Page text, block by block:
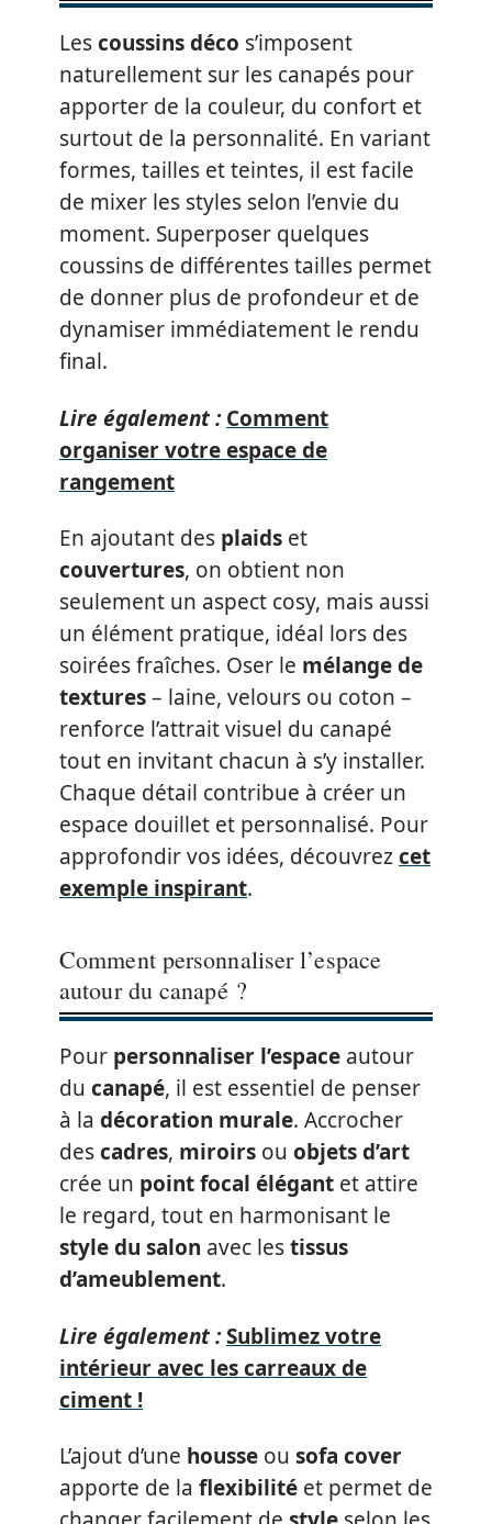
Lescoussins déco s’imposent
naturellement sur les canapés pour
apporter de la couleur, du confort et
surtout de la personnalité. En variant
formes, tailles et teintes, il est facile
de mixer les styles selon l’envie du
moment. Superposer quelques
coussins de différentes tailles permet
de donner plus de profondeur et de
dynamiser immédiatement le rendu
final.
Lire également : Comment
organiser votre espace de
rangement
En ajoutant des plaids et
couvertures, on obtient non
seulement un aspect cosy, mais aussi
un élément pratique, idéal lors des
soirées fraîches. Oser le mélange de
textures– laine, velours ou coton –
renforce l’attrait visuel du canapé
tout en invitant chacun à s’y installer.
Chaque détail contribue à créer un
espace douillet et personnalisé. Pour
approfondir vos idées, découvrezcet
exemple inspirant.
Comment personnaliser l’espace
autour du canapé ?
Pour personnaliser l’espace autour
du canapé, il est essentiel de penser
à la décoration murale. Accrocher
descadres, miroirs ou objets d’art
crée un point focal élégant et attire
le regard, tout en harmonisant le
style du salon avec lestissus
d’ameublement.
Lire également :Sublimez votre
intérieur avec les carreaux de
ciment !
L’ajout d’une housse ou sofa cover
apporte de la flexibilité et permet de